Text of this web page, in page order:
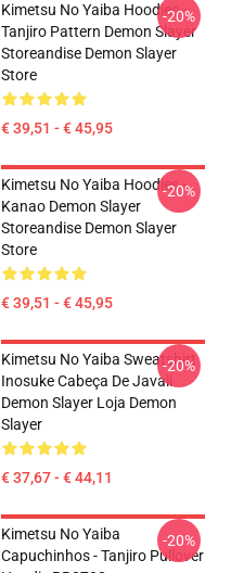
Kimetsu No Yaiba Hoodies -
Tanjiro Pattern Demon Slayer
Storeandise Demon Slayer
Store
€ 39,51 - € 45,95
-20%
Kimetsu No Yaiba Hoodies -
Kanao Demon Slayer
Storeandise Demon Slayer
Store
€ 39,51 - € 45,95
-20%
Kimetsu No Yaiba Sweatshirt
Inosuke Cabeça De Javali
Demon Slayer Loja Demon
Slayer
€ 37,67 - € 44,11
-20%
Kimetsu No Yaiba
Capuchinhos - Tanjiro Pullover
-20%